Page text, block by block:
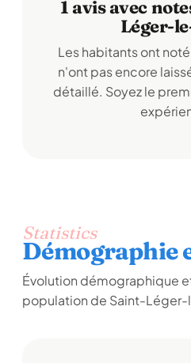
1 avis avec
Léger-
Les habitants ont
n'ont pas encore
détaillé. Soyez le
Statistics
Démographie
Évolution démographique
population de Saint-Léger-